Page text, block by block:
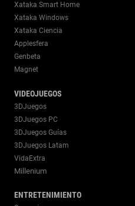
Xataka Smart Home
Xataka Windows
Xataka Ciencia
Applesfera
Genbeta
Magnet
VIDEOJUEGOS
3DJuegos
3DJuegos PC
3DJuegos Guías
3DJuegos Latam
VidaExtra
Millenium
ENTRETENIMIENTO